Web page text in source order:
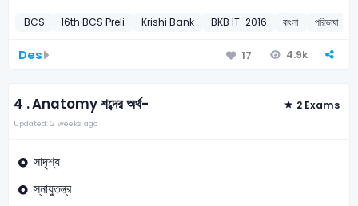
BCS 16th BCS Preli Krishi Bank BKB IT-2016 বাংলা পরিভাষা
Des 17 4.9k
4 .Anatomy শব্দের অর্থ- 2 Exams
Updated: 2 weeks ago
সাদৃশ্য
স্নায়ুতন্ত্র